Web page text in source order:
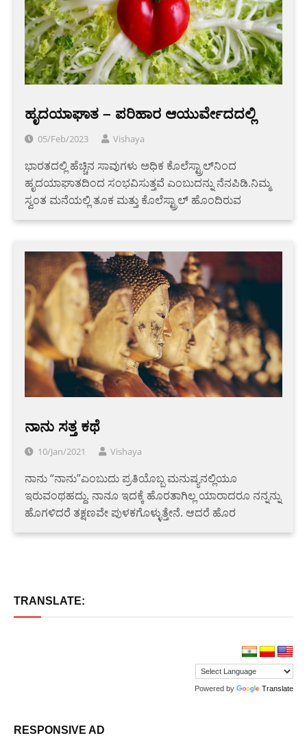
ಹೃದಯಾಘಾತ – ಪರಿಹಾರ ಆಯುರ್ವೇದದಲ್ಲಿ
05/Feb/2023 Vishaya
ಭಾರತದಲ್ಲಿ ಹೆಚ್ಚಿನ ಸಾವುಗಳು ಅಧಿಕ ಕೊಲೆಸ್ಟ್ರಾಲ್‌ನಿಂದ
ಹೃದಯಾಘಾತದಿಂದ ಸಂಭವಿಸುತ್ತವೆ ಎಂಬುದನ್ನು ನೆನಪಿಡಿ.ನಿಮ್ಮ
ಸ್ವಂತ ಮನೆಯಲ್ಲಿ ತೂಕ ಮತ್ತು ಕೊಲೆಸ್ಟ್ರಾಲ್ ಹೊಂದಿರುವ
ನಾನು ಸತ್ತ ಕಥೆ
10/Jan/2021 Vishaya
ನಾನು “ನಾನು”ಎಂಬುದು ಪ್ರತಿಯೊಬ್ಬ ಮನುಷ್ಯನಲ್ಲಿಯೂ
ಇರುವಂಥಹದ್ದು. ನಾನೂ ಇದಕ್ಕೆ ಹೊರತಾಗಿಲ್ಲ ಯಾರಾದರೂ ನನ್ನನ್ನು
ಹೊಗಳಿದರೆ ತಕ್ಷಣವೇ ಪುಳಕಗೊಳ್ಳುತ್ತೇನೆ. ಆದರೆ ಹೊರ
TRANSLATE:
Powered by Translate
RESPONSIVE AD